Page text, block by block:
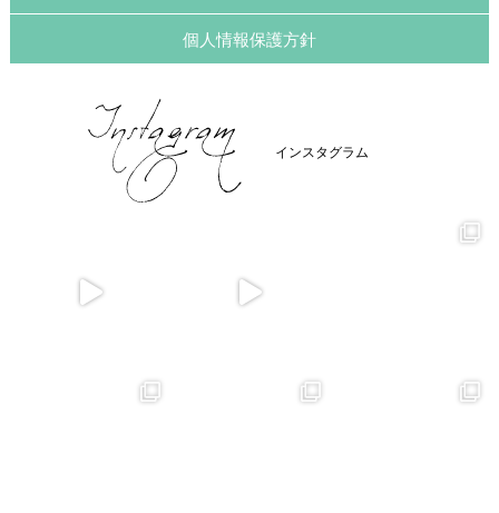
個人情報保護方針
インスタグラム